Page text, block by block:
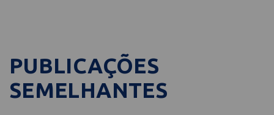
PUBLICAÇÕES
SEMELHANTES